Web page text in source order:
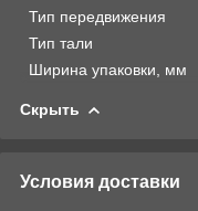
Тип передвижения
Тип тали
Ширина упаковки, мм
Скрыть
Условия доставки